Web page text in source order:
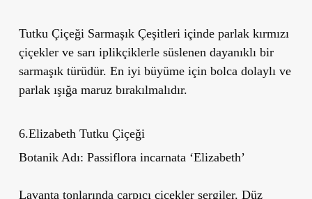
Tutku Çiçeği Sarmaşık Çeşitleri içinde parlak kırmızı
çiçekler ve sarı iplikçiklerle süslenen dayanıklı bir
sarmaşık türüdür. En iyi büyüme için bolca dolaylı ve
parlak ışığa maruz bırakılmalıdır.
6.Elizabeth Tutku Çiçeği
Botanik Adı: Passiflora incarnata ‘Elizabeth’
Lavanta tonlarında çarpıcı çiçekler sergiler. Düz